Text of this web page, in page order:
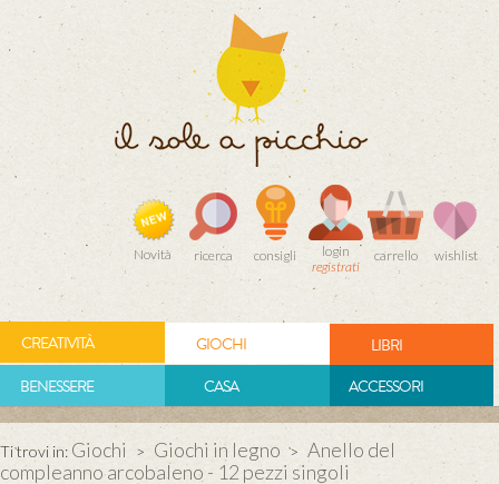
Novità ricerca consigli
login
registrati
carrello wishlist
CREATIVITÀ GIOCHI
LIBRI
BENESSERE
CASA ACCESSORI
Ti trovi in: Giochi > Giochi in legno > Anello del
compleanno arcobaleno - 12 pezzi singoli